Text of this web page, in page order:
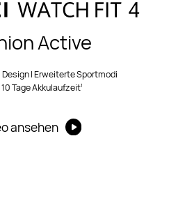
Active
| Erweiterte Sportmodi
Tage Akkulaufzeit1
ansehen